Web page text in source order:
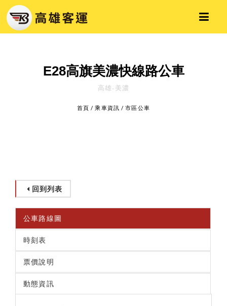
E28高旗美濃快線路公車
高雄-美濃
首頁 /乘車資訊 /市區公車
回到列表
公車路線圖
時刻表
票價說明
動態資訊